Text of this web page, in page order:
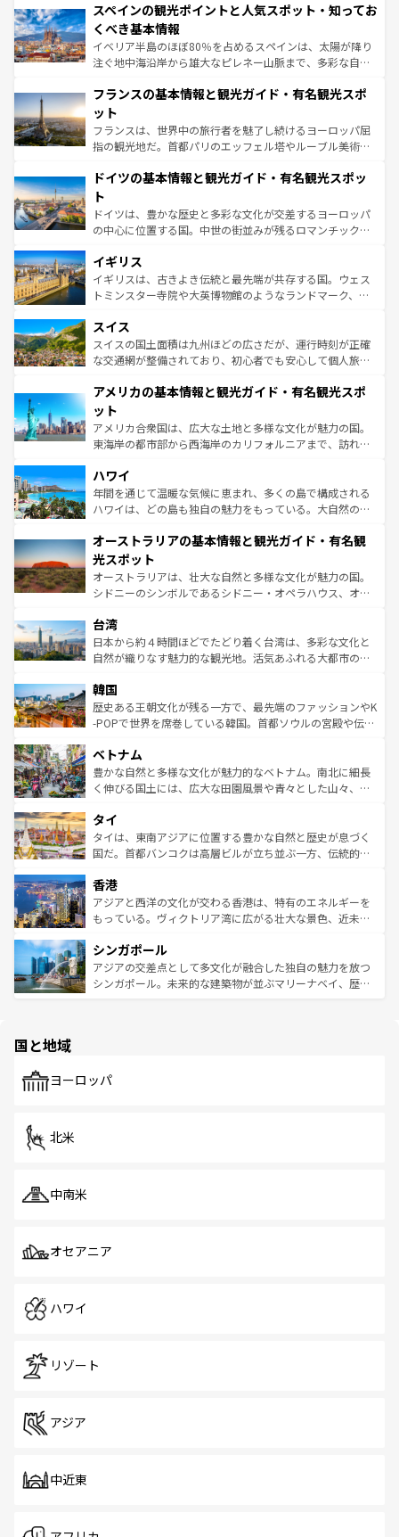
ろん、トスカーナの美しい田園風景やアマルフィ海岸の絶
景など、自然景観も見逃せない。観光の合間には、本場の
ピザやパスタなど、絶品のイタリア料理を堪能することも
できる。朝目覚めてから夜眠るまで、すべての瞬間を楽し
なお、新着のイタリア情報はコンテンツ一覧を参照してほ
しい。
スペインの観光ポイントと人気スポット・知ってお
くべき基本情報
イベリア半島のほぼ80％を占めるスペインは、太陽が降り
注ぐ地中海沿岸から雄大なピレネー山脈まで、多彩な自然
文化が根付くこの国では、情熱的なフラメンコ、熱気あふ
れる闘牛、そして美味しいタパスが生活の一部となってい
る。首都マドリードの洗練された雰囲気や、バルセロナの
アートに溢れた街角から、地方では古代ローマ遺跡や中世
せる。地方によって風土や気候が異なるスペインはその個
ンテンツ一覧 を参照してほしい。
フランスの基本情報と観光ガイド・有名観光スポ
ット
フランスは、世界中の旅行者を魅了し続けるヨーロッパ屈
指の観光地だ。首都パリのエッフェル塔やルーブル美術館
で、幅広い魅力が詰まっている。華麗な宮殿、歴史的な大
聖堂、美しいビーチ、そして豊かな自然が、訪れる者を心
から魅了する。また、フランスは美食の国としても知ら
れ、フランス料理はユネスコ無形文化遺産にも登録されて
香り高いラベンダー畑など、多彩な楽しみ方が可能だ。さ
らに、パリ以外の地域にも魅力が溢れており、どの街角に
も豊かな歴史と文化が息づいている。パリ以外の個性あふ
を参照してほしい。
ドイツの基本情報と観光ガイド・有名観光スポッ
ト
ドイツは、豊かな歴史と多彩な文化が交差するヨーロッパ
の中心に位置する国。中世の街並みが残るロマンチック街
顔を持つこの国は、どこを歩いても飽きることがない。ベ
ルリンの文化的活気、バイエルン州のアルプスの絶景、そ
してライン川沿いのワイン畑といった風景は必見。ビール
は、お酒好きな人にはぜひ体験してほしい。 なお、新着の
ドイツ情報はコンテンツ一覧を参照してほしい。
イギリス
イギリスは、古きよき伝統と最先端が共存する国。ウェス
トミンスター寺院や大英博物館のようなランドマーク、歴
リアごとに異なる魅力がある。また、優雅なアフタヌーン
ティー、ビール好きにはたまらない英国パブ、サッカー観
戦など、本場だからこそできる体験も豊富。イギリスを旅
ンツ一覧を参照してほしい。
スイス
スイスの国土面積は九州ほどの広さだが、運行時刻が正確
な交通網が整備されており、初心者でも安心して個人旅行
の建物がそのまま残る町や、スイスならではのユニークな
博物館もあり、アルプス観光だけでなく町歩きも満喫する
ことができる。国民の所得が高いため物価も高いが、旅行
者向けの交通パス提供のサービスもあり、うまく活用すれ
着のスイス情報は
アメリカの基本情報と観光ガイド・有名観光スポ
ット
アメリカ合衆国は、広大な土地と多様な文化が魅力の国。
東海岸の都市部から西海岸のカリフォルニアまで、訪れる
のような巨大都市は、観光、ショッピング、エンターテイ
ンメントが詰まった刺激的なスポットだ。一方、アメリカ
西部には大自然が広がり、グランドキャニオンやイエロー
部のニューオーリンズでは、音楽と美食が融合した独特の
文化が魅力。旅行者はアメリカの各地域で異なる魅力を楽
しみながら、その多様性と豊かな歴史を感じることができ
るだろう。車でのロードトリップや列車の旅も、アメリカ
情報は
ハワイ
年間を通じて温暖な気候に恵まれ、多くの島で構成される
ハワイは、どの島も独自の魅力をもっている。大自然の神
ワイ島は見逃せない。また、定番の観光地といえばオアフ
島だが、静かな自然を求めるならマウイ島やカウアイ島が
おすすめ。エメラルドグリーンに輝く海をはじめ、豊かな
文化や歴史が息づいている。「アロハスピリット」と呼ば
人々、おいしいローカルフードやハワイアンミュージッ
ク、伝統的なフラダンスなど、すべてがハワイの魅力を彩
っている。訪れるたびに新しい発見と感動が待っているハ
はコンテンツ一覧
オーストラリアの基本情報と観光ガイド・有名観
光スポット
オーストラリアは、壮大な自然と多様な文化が魅力の国。
シドニーのシンボルであるシドニー・オペラハウス、オー
リアリーフや大陸中央部にそびえるウルル（エアーズロッ
ク）、タスマニアの美しい原生林やケアンズの熱帯雨林な
ど、見どころがたくさん。また、カフェやワイン、オージ
いる。アクティビティも充実しており、サーフィンやダイ
ビング、ハイキングなど、アウトドア好きにはたまらな
い。オーストラリアの多彩な魅力を存分に味わいつくそ
参照してほしい。
台湾
日本から約４時間ほどでたどり着く台湾は、多彩な文化と
自然が織りなす魅力的な観光地。活気あふれる大都市の台
ン）、静ひつな山岳地帯である台湾東部など、都市の喧騒
と山間の静けさが共存しており、訪れる人に新しい発見と
驚きをもたらしてくれる。また、奥深い台湾の食文化も魅
容にもいいと評判のスイーツなど、バラエティ豊かな料理
が味わえる。 なお、新着の台湾情報は コンテンツ一覧を参
照してほしい。
韓国
歴史ある王朝文化が残る一方で、最先端のファッションやK
-POPで世界を席巻している韓国。首都ソウルの宮殿や伝統
き、地方に足を延ばせば四季折々の自然美を楽しむことが
できる。そして、キムチや焼肉、絶品のストリートフード
まで、さまざまな韓国料理が待っている。夜には、韓国な
リティに包まれながら、韓国の多彩な魅力を心ゆくまで味
わってみてほしい。 なお、新着の韓国情報はコンテンツ一
覧を参照してほしい。
ベトナム
豊かな自然と多様な文化が魅力的なベトナム。南北に細長
く伸びる国土には、広大な田園風景や青々とした山々、世
急速な発展と共に伝統が息づく。ハノイの古い町並みやホ
ーチミン市のフランス統治時代の建物も、独特の雰囲気を
醸し出している。また、バラエティの豊かさとおいしさで
とつ。フォーやバインミー、ベトナムコーヒーなどは、ぜ
ひ現地で味わいたい。どの地域を訪れてもあたたかい人々
が旅行者を迎えてくれるので、きっと忘れられない旅にな
参照してほしい。
タイ
タイは、東南アジアに位置する豊かな自然と歴史が息づく
国だ。首都バンコクは高層ビルが立ち並ぶ一方、伝統的な
の活気が交差している。北部ではチェンマイなどの山岳地
帯で自然と触れ合い、南部ではプーケットやクラビの美し
いビーチでリゾート気分を楽しむことができる。タイ料理
激する。気候は一年中温暖で、どの季節にも異なる楽しみ
が待っている。親しみやすいタイの人々、仏教を中心とし
た文化、そして多様な観光資源が、訪れる旅人を魅了し続
香港
アジアと西洋の文化が交わる香港は、特有のエネルギーを
もっている。ヴィクトリア湾に広がる壮大な景色、近未来
み、どこを訪れても感動するはず。観光スポットが密集し
ており、効率よく見どころを回れるのも魅力。息をのむよ
うな絶景から文化的な体験まで、香港を存分に楽しみ尽く
シンガポール
アジアの交差点として多文化が融合した独自の魅力を放つ
シンガポール。未来的な建築物が並ぶマリーナベイ、歴史
で、ホーカーズは地元の風情を楽しめる外せないスポット
国と地域
ヨーロッパ
北米
中南米
オセアニア
ハワイ
リゾート
アジア
中近東